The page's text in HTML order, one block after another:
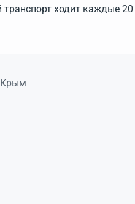
ходит каждые
Крым